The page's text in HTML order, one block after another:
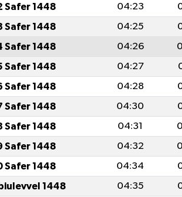
Safer 1448 04:23
Safer 1448 04:25
Safer 1448 04:26
Safer 1448 04:27
Safer 1448 04:28
Safer 1448 04:30
Safer 1448 04:31
Safer 1448 04:32
Safer 1448 04:34
1448 04:35